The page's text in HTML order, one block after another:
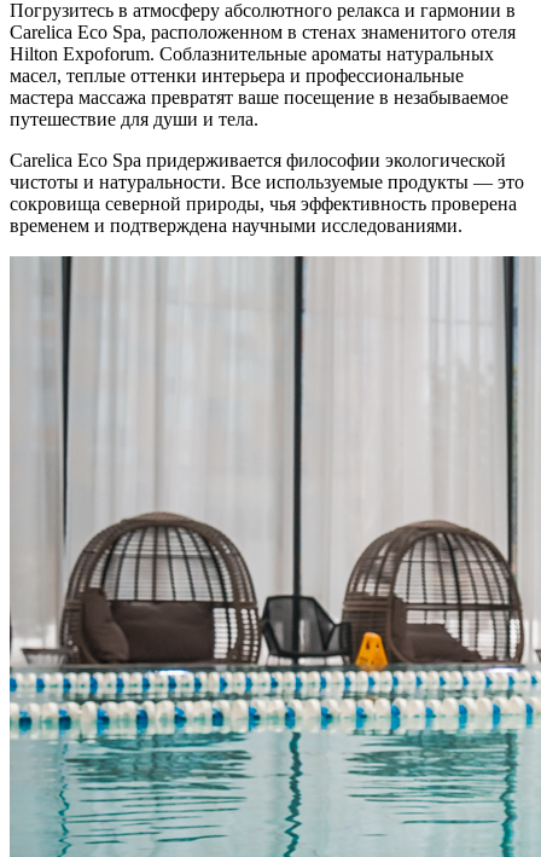
Погрузитесь в атмосферу абсолютного релакса и гармонии в
Carelica Eco Spa, расположенном в стенах знаменитого отеля
Hilton Expoforum. Соблазнительные ароматы натуральных
масел, теплые оттенки интерьера и профессиональные
мастера массажа превратят ваше посещение в незабываемое
путешествие для души и тела.
Carelica Eco Spa придерживается философии экологической
чистоты и натуральности. Все используемые продукты — это
сокровища северной природы, чья эффективность проверена
временем и подтверждена научными исследованиями.